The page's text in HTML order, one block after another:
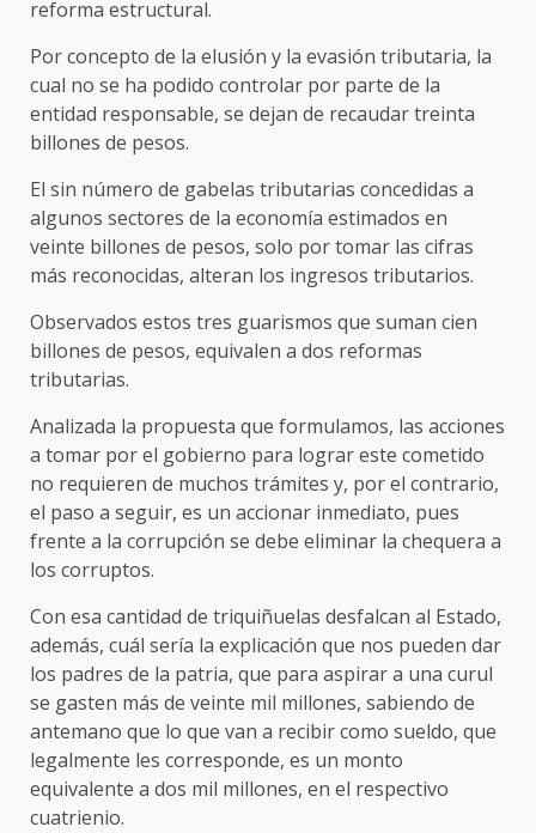
reforma estructural.
Por concepto de la elusión y la evasión tributaria, la
cual no se ha podido controlar por parte de la
entidad responsable, se dejan de recaudar treinta
billones de pesos.
El sin número de gabelas tributarias concedidas a
algunos sectores de la economía estimados en
veinte billones de pesos, solo por tomar las cifras
más reconocidas, alteran los ingresos tributarios.
Observados estos tres guarismos que suman cien
billones de pesos, equivalen a dos reformas
tributarias.
Analizada la propuesta que formulamos, las acciones
a tomar por el gobierno para lograr este cometido
no requieren de muchos trámites y, por el contrario,
el paso a seguir, es un accionar inmediato, pues
frente a la corrupción se debe eliminar la chequera a
los corruptos.
Con esa cantidad de triquiñuelas desfalcan al Estado,
además, cuál sería la explicación que nos pueden dar
los padres de la patria, que para aspirar a una curul
se gasten más de veinte mil millones, sabiendo de
antemano que lo que van a recibir como sueldo, que
legalmente les corresponde, es un monto
equivalente a dos mil millones, en el respectivo
cuatrienio.